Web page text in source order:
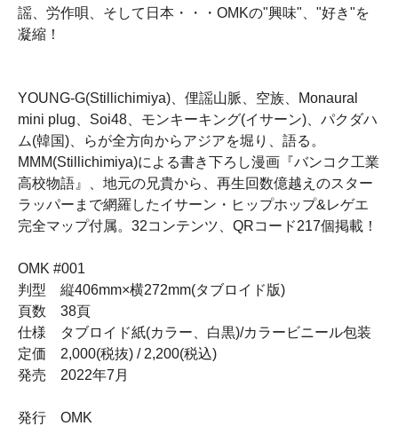
謡、労作唄、そして日本・・・OMKの"興味"、"好き"を
凝縮！
YOUNG-G(Stillichimiya)、俚謡山脈、空族、Monaural
mini plug、Soi48、モンキーキング(イサーン)、パクダハ
ム(韓国)、らが全方向からアジアを堀り、語る。
MMM(Stillichimiya)による書き下ろし漫画『バンコク工業
高校物語』、地元の兄貴から、再生回数億越えのスター
ラッパーまで網羅したイサーン・ヒップホップ&レゲエ
完全マップ付属。32コンテンツ、QRコード217個掲載！
OMK #001
判型 縦406mm×横272mm(タブロイド版)
頁数 38頁
仕様 タブロイド紙(カラー、白黒)/カラービニール包装
定価 2,000(税抜) / 2,200(税込)
発売 2022年7月
発行 OMK